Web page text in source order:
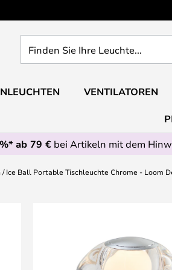
Sie
Leuchte...
VENTILATOREN
ab 79 €bei Artikeln mit dem
Ice Ball Portable Tischleuchte Chrome - Loom